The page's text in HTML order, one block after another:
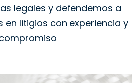
legales y defendemos a
en litigios con experiencia y
compromiso